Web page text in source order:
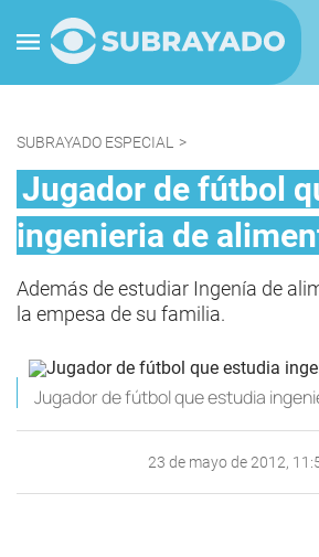
SUBRAYADO ESPECIAL >
Jugador de fútbol
ingenieria de
Además de estudiar Ingenía de
la empesa de su familia.
Jugador de fútbol que estudia
23 de mayo de 2012,